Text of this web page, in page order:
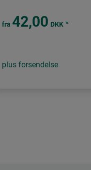
fra 42,00 DKK *
plus forsendelse